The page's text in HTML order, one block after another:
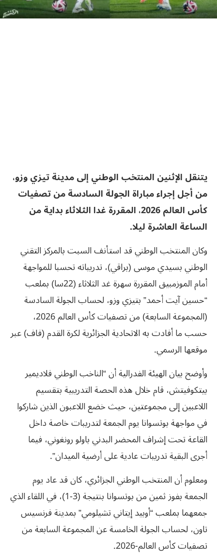
يتنقل الإثنين المنتخب الوطني إلى مدينة تيزي وزو،
من أجل إجراء مباراة الجولة السادسة من تصفيات
كأس العالم 2026، المقررة غدا الثلاثاء بداية من
الساعة العاشرة ليلا.
وكان المنتخب الوطني قد استأنف السبت بالمركز التقني
الوطني بسيدي موسى (براقي)، تدريباته تحسبا للمواجهة
أمام الموزمبيق المقررة سهرة غد الثلاثاء (22سا) بملعب
“حسين آيت أحمد” بتيزي وزو، لحساب الجولة السادسة
(المجموعة السابعة) من تصفيات كأس العالم 2026،
حسب ما أفادت به الاتحادية الجزائرية لكرة القدم (فاف) عبر
موقعها الرسمي.
وأوضح بيان الهيئة الفدرالية أن “الناخب الوطني فلاديمير
بيتكوفيتش، قام خلال هذه الحصة التدريبية بتقسيم
اللاعبين إلى مجموعتين، حيث خضع اللاعبون الذين شاركوا
في مواجهة بوتسوانا يوم الجمعة لتدريبات خاصة داخل
القاعة تحت إشراف المحضر البدني باولو رونغوني، فيما
أجرى البقية تدريبات عادية على أرضية الميدان”.
ومعلوم أن المنتخب الوطني الجزائري، كان قد عاد يوم
الجمعة بفوز ثمين من بوتسوانا بنتيجة (3-1)، في اللقاء الذي
جمعهما بملعب “أوبيد إيتاني تشيلومي” بمدينة فرنسيس
تاون، لحساب الجولة الخامسة عن المجموعة السابعة من
تصفيات كأس العالم-2026.